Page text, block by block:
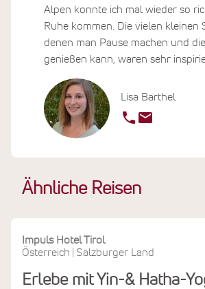
Ähnliche Reisen
Impuls Hotel Tirol
Österreich
Salzburger Land
Erlebe mit Yin-& Hatha-
Lisa Barthel
Alpen konnte ich mal wieder so
Ruhe kommen. Die vielen kleinen
denen man Pause machen und
genießen kann, waren sehr